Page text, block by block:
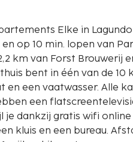
Elke in Lagundo
op 10 min. lopen van
km van Forst Brouwerij
bent in één van de 10
en een vaatwasser. Alle
een
je dankzij gratis wifi online
kluis en een bureau.